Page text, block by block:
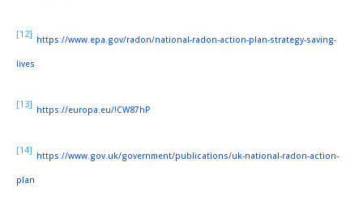
[12] https://www.epa.gov/radon/national-radon-action-plan-strategy-saving-
lives
[13] https://europa.eu/!CW87hP
[14] https://www.gov.uk/government/publications/uk-national-radon-action-
plan